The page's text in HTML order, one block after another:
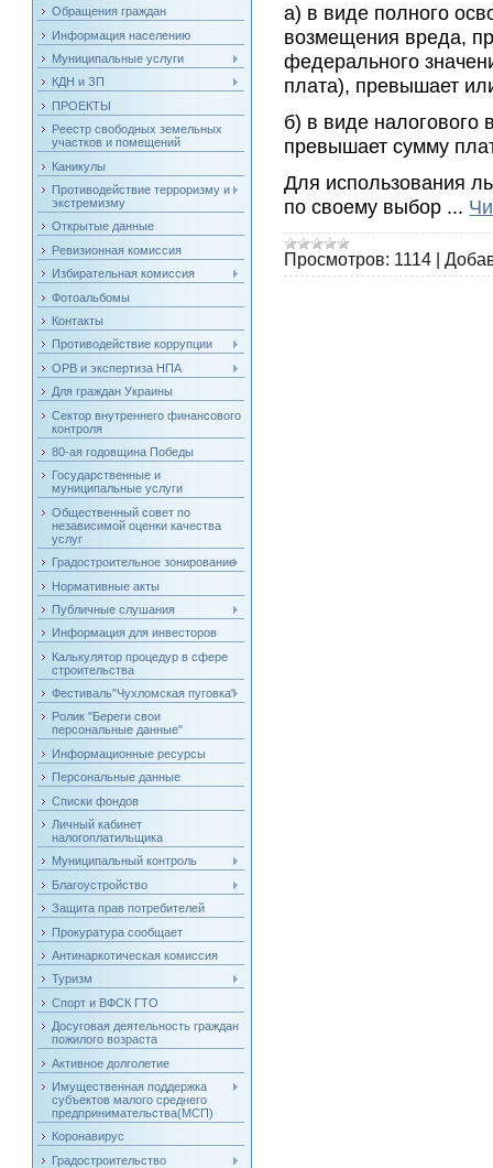
Обращения граждан
Информация населению
Муниципальные услуги
КДН и ЗП
ПРОЕКТЫ
Реестр свободных земельных
участков и помещений
Каникулы
Противодействие терроризму и
экстремизму
Открытые данные
Ревизионная комиссия
Избирательная комиссия
Фотоальбомы
Контакты
Противодействие коррупции
ОРВ и экспертиза НПА
Для граждан Украины
Сектор внутреннего финансового
контроля
80-ая годовщина Победы
Государственные и
муниципальные услуги
Общественный совет по
независимой оценки качества
услуг
Градостроительное зонирование
Нормативные акты
Публичные слушания
Информация для инвесторов
Калькулятор процедур в сфере
строительства
Фестиваль"Чухломская пуговка"
Ролик "Береги свои
персональные данные"
Информационные ресурсы
Персональные данные
Списки фондов
Личный кабинет
налогоплатильщика
Муниципальный контроль
Благоустройство
Защита прав потребителей
Прокуратура сообщает
Антинаркотическая комиссия
Туризм
Спорт и ВФСК ГТО
Досуговая деятельность граждан
пожилого возраста
Активное долголетие
Имущественная поддержка
субъектов малого среднего
предпринимательства(МСП)
Коронавирус
Градостроительство
а) в виде полного
возмещения вреда,
федерального
плата), превышает
б) в виде
превышает сумму
Для использования
по своему выбор ...
Просмотров: 1114 |